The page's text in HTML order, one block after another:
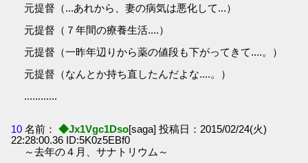
元提督（...あれから、妻の病気は悪化して...）
元提督（７年間の療養生活....）
元提督（一昨年辺りから薬の値段も下がってきて....。）
元提督（なんとか持ち直したんだよな....。）
............
10 名前： ◆Jx1Vgc1Dso[saga] 投稿日：2015/02/24(火)
22:28:00.36 ID:5K0z5EBf0
～去年の４月、サナトリウム～